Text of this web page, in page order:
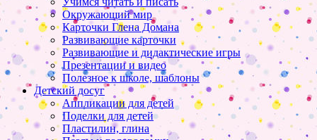
Окружающий мир
Карточки Глена Домана
Развивающие карточки
Развивающие и дидактические игры
Презентации и видео
Полезное к школе, шаблоны
Детский досуг
Аппликации для детей
Поделки для детей
Пластилин, глина